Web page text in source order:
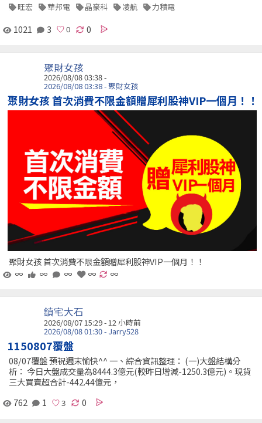
旺宏 華邦電 晶豪科 凌航 力積電
1021 3 0
聚財女孩
2026/08/08 03:38 -
2026/08/08 03:38 - 聚財女孩
聚財女孩 首次消費不限金額贈犀利股神VIP一個月！！
聚財女孩 首次消費不限金額贈犀利股神VIP一個月！！
∞
∞ ∞ ∞ ∞
鎮宅大石
2026/08/07 15:29 -12 小時前
2026/08/08 01:30 - Jarry528
1150807覆盤
08/07覆盤 預祝週末愉快^^ 一、綜合資訊整理： (一)大盤結構分
析： 今日大盤成交量為8444.3億元(較昨日增減-1250.3億元)。現貨
三大買賣超合計-442.44億元，
762
1 0